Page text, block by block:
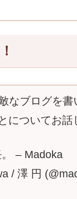
なブログを書
についてお話
– Madoka
/ 澤 円